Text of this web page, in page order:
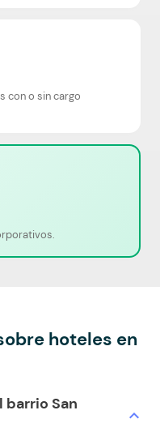
con o sin cargo
hoteles en
barrio San
expand_more